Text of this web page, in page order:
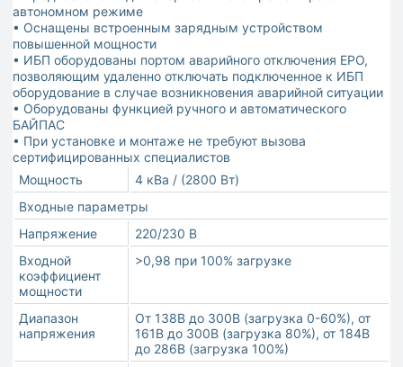
автономном режиме
• Оснащены встроенным зарядным устройством
повышенной мощности
• ИБП оборудованы портом аварийного отключения EPO,
позволяющим удаленно отключать подключенное к ИБП
оборудование в случае возникновения аварийной ситуации
• Оборудованы функцией ручного и автоматического
БАЙПАС
• При установке и монтаже не требуют вызова
сертифицированных специалистов
Мощность
4 кВа / (2800 Вт)
Входные параметры
Напряжение
220/230 В
Входной
коэффициент
мощности
>0,98 при 100% загрузке
Диапазон
напряжения
От 138В до 300В (загрузка 0-60%), от
161В до 300В (загрузка 80%), от 184В
до 286В (загрузка 100%)